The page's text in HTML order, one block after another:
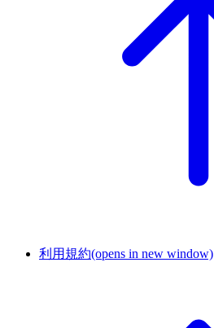
利用規約(opens in new window)